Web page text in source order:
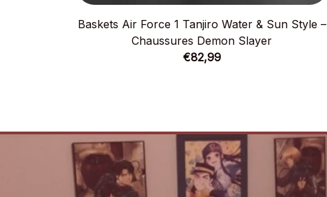
Baskets Air Force 1 Tanjiro Water & Sun Style –
Chaussures Demon Slayer
€82,99